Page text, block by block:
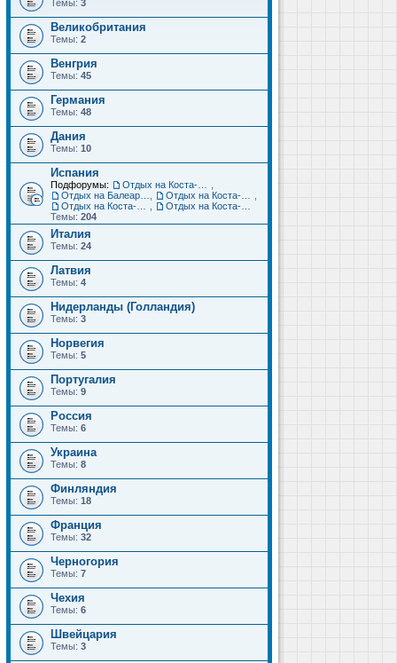
Темы: 3
Великобритания
Темы: 2
Венгрия
Темы: 45
Германия
Темы: 48
Дания
Темы: 10
Испания
Подфорумы:
Темы: 204
Италия
Темы: 24
Латвия
Темы: 4
Нидерланды (Голландия)
Темы: 3
Норвегия
Темы: 5
Португалия
Темы: 9
Россия
Темы: 6
Украина
Темы: 8
Финляндия
Темы: 18
Франция
Темы: 32
Черногория
Темы: 7
Чехия
Темы: 6
Швейцария
Темы: 3